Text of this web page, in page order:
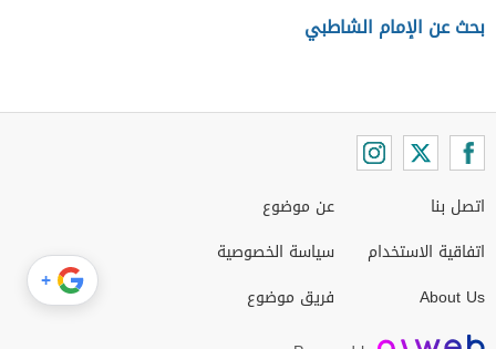
بحث عن الإمام الشاطبي
اتصل بنا
اتفاقية الاستخدام
About Us
عن موضوع
سياسة الخصوصية
فريق موضوع
+